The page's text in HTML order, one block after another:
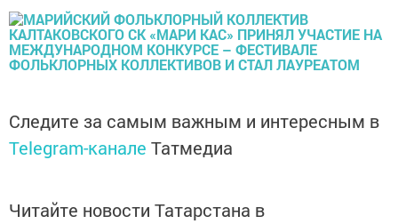
Следите за самым важным и интересным в
Telegram-канале Татмедиа
Читайте новости Татарстана в